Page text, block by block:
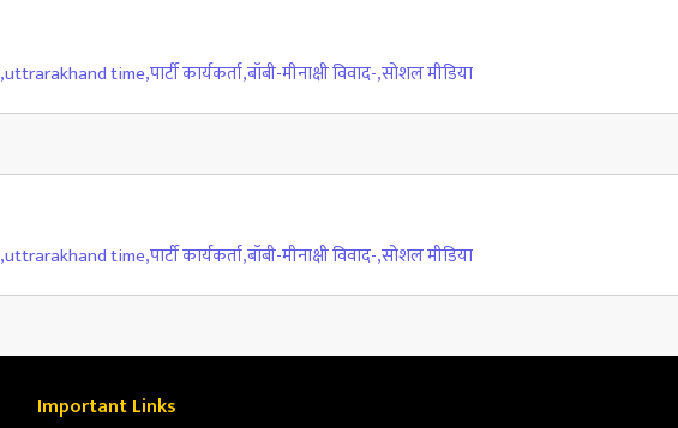
,uttrarakhand time,पार्टी कार्यकर्ता,बॉबी-मीनाक्षी विवाद-,सोशल मीडिया
,uttrarakhand time,पार्टी कार्यकर्ता,बॉबी-मीनाक्षी विवाद-,सोशल मीडिया
Important Links